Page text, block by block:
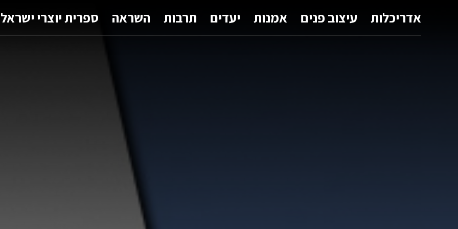
אדריכלות עיצוב פנים אמנות יעדים תרבות השראה ספרית יוצרי ישראל